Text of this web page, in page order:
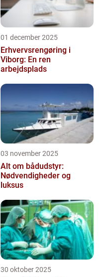
01 december 2025
Erhvervsrengøring i
Viborg: En ren
arbejdsplads
03 november 2025
Alt om bådudstyr:
Nødvendigheder og
luksus
30 oktober 2025